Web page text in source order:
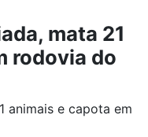
mata 21
rodovia do
animais e capota em